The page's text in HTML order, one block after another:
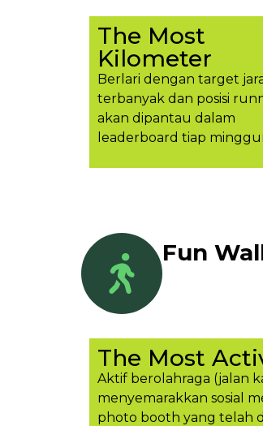
The Most
Kilometer
Berlari dengan target
terbanyak dan posisi
akan dipantau dalam
leaderboard tiap
Fun
The Most
Aktif berolahraga (jalan
menyemarakkan sosial
photo booth yang telah